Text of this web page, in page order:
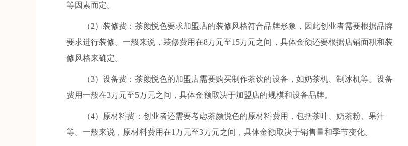
等因素而定。
（2）装修费：茶颜悦色要求加盟店的装修风格符合品牌形象，因此创业者需要根据品牌
要求进行装修。一般来说，装修费用在8万元至15万元之间，具体金额还要根据店铺面积和装
修风格来确定。
（3）设备费：茶颜悦色的加盟店需要购买制作茶饮的设备，如奶茶机、制冰机等。设备
费用一般在3万元至5万元之间，具体金额取决于加盟店的规模和设备品牌。
（4）原材料费：创业者还需要考虑茶颜悦色的原材料费用，包括茶叶、奶茶粉、果汁
等。一般来说，原材料费用在1万元至3万元之间，具体金额取决于销售量和季节变化。